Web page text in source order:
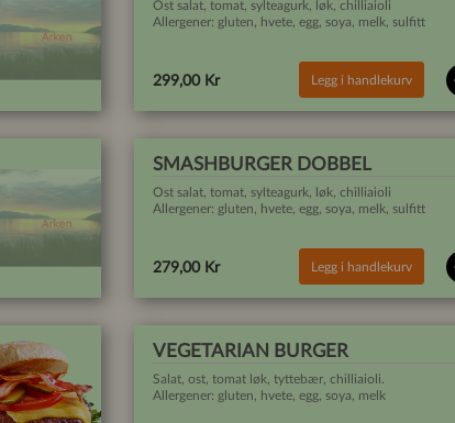
299,00 Kr Legg i handlekurv
Ost salat, tomat, sylteagurk, løk, chilliaioli
Allergener: gluten, hvete, egg, soya, melk, sulfitt
SMASHBURGER DOBBEL
279,00 Kr Legg i handlekurv
Ost salat, tomat, sylteagurk, løk, chilliaioli
Allergener: gluten, hvete, egg, soya, melk, sulfitt
VEGETARIAN BURGER
Salat, ost, tomat løk, tyttebær, chilliaioli.
Allergener: gluten, hvete, egg, soya, melk